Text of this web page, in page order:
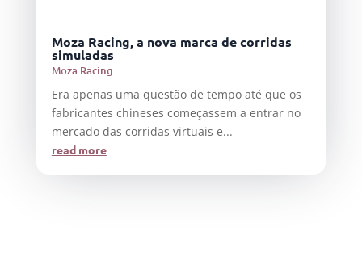
Moza Racing, a nova marca de corridas
simuladas
Moza Racing
Era apenas uma questão de tempo até que os
fabricantes chineses começassem a entrar no
mercado das corridas virtuais e...
read more